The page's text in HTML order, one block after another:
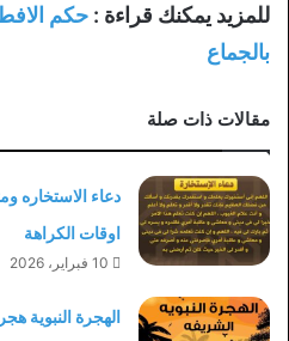
للمزيد يمكنك قراءة : حكم
بالجماع
مقالات ذات صلة
دعاء الاستخاره
اوقات الكراهة
10 فبراير، 2026
الهجرة النبوية